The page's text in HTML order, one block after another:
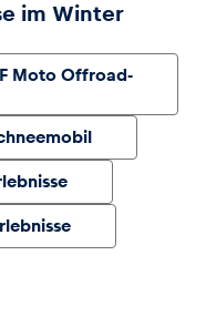
im Winter
Moto Offroad-